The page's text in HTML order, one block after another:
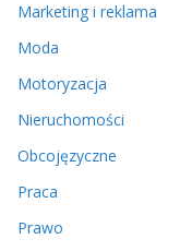
Marketing i reklama
Moda
Motoryzacja
Nieruchomości
Obcojęzyczne
Praca
Prawo